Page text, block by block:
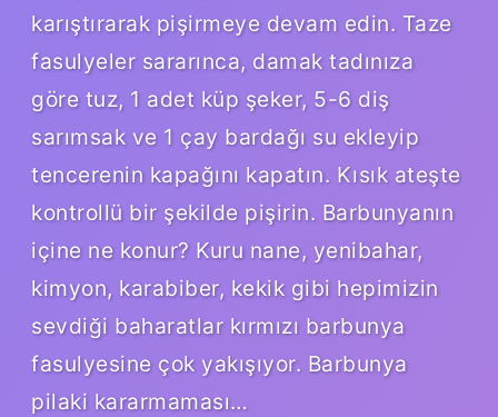
karıştırarak pişirmeye devam edin. Taze
fasulyeler sararınca, damak tadınıza
göre tuz, 1 adet küp şeker, 5-6 diş
sarımsak ve 1 çay bardağı su ekleyip
tencerenin kapağını kapatın. Kısık ateşte
kontrollü bir şekilde pişirin. Barbunyanın
içine ne konur? Kuru nane, yenibahar,
kimyon, karabiber, kekik gibi hepimizin
sevdiği baharatlar kırmızı barbunya
fasulyesine çok yakışıyor. Barbunya
pilaki kararmaması…